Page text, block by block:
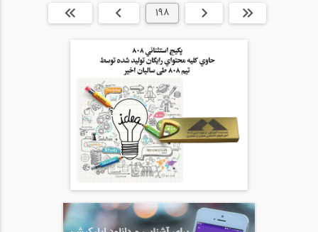
ابتدا
قبلی 198 بعدی انتها »